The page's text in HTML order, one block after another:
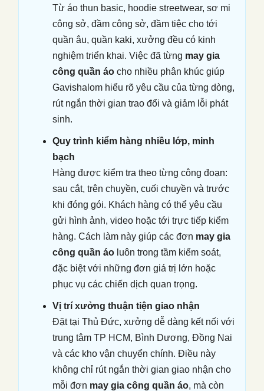
Từ áo thun basic, hoodie streetwear, sơ mi
công sở, đầm công sở, đầm tiệc cho tới
quần âu, quần kaki, xưởng đều có kinh
nghiệm triển khai. Việc đã từng may gia
công quần áocho nhiều phân khúc giúp
Gavishalom hiểu rõ yêu cầu của từng dòng,
rút ngắn thời gian trao đổi và giảm lỗi phát
sinh.
Quy trình kiểm hàng nhiều lớp, minh
bạch
Hàng được kiểm tra theo từng công đoạn:
sau cắt, trên chuyền, cuối chuyền và trước
khi đóng gói. Khách hàng có thể yêu cầu
gửi hình ảnh, video hoặc tới trực tiếp kiểm
hàng. Cách làm này giúp các đơn may gia
công quần áoluôn trong tầm kiểm soát,
đặc biệt với những đơn giá trị lớn hoặc
phục vụ các chiến dịch quan trọng.
Vị trí xưởng thuận tiện giao nhận
Đặt tại Thủ Đức, xưởng dễ dàng kết nối với
trung tâm TP HCM, Bình Dương, Đồng Nai
và các kho vận chuyển chính. Điều này
không chỉ rút ngắn thời gian giao nhận cho
mỗi đơn may gia công quần áo, mà còn